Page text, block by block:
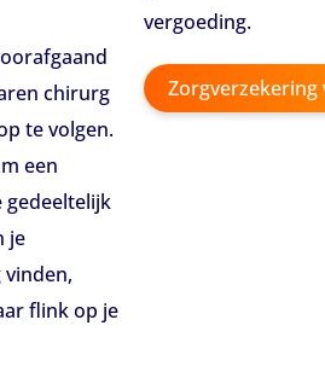
chirurg
te volgen.
een
gedeeltelijk
je
flink op je
vergoeding.
Zorgverzekering